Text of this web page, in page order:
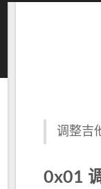
调整吉
0x01